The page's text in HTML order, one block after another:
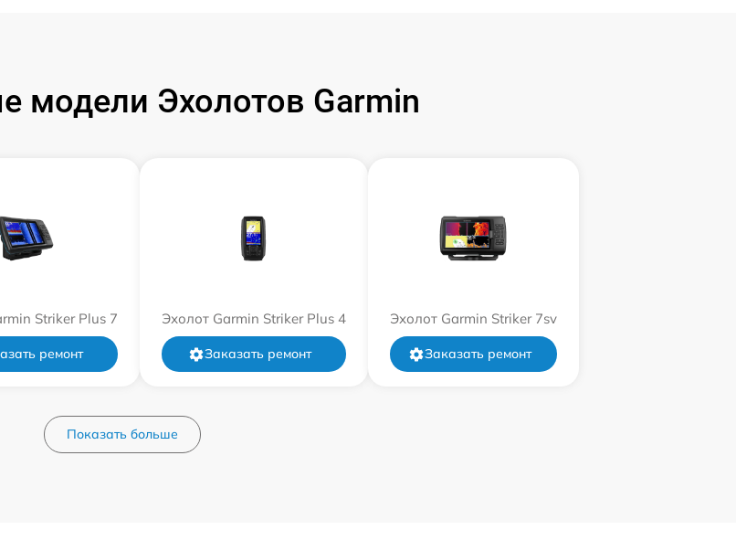
модели Эхолотов Garmin
Striker Plus 7
ремонт
Эхолот Garmin Striker Plus 4
Заказать ремонт
Эхолот Garmin Striker 7sv
Заказать ремонт
Показать больше